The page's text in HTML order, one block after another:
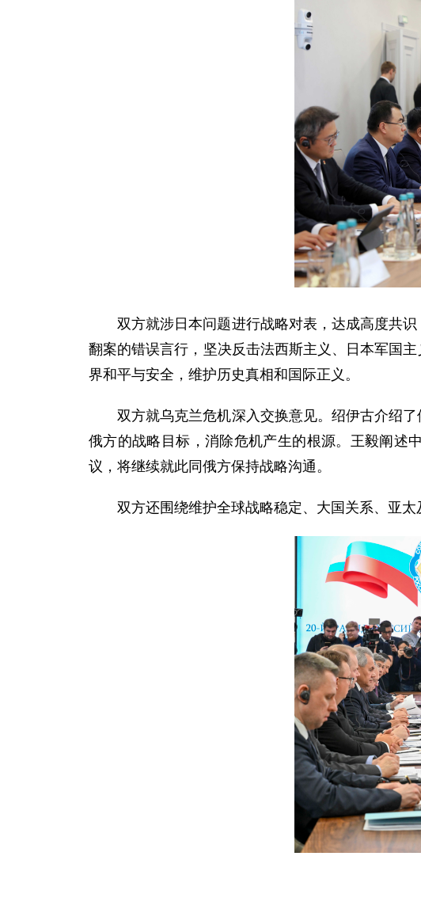
双方就涉日本问题进行战略对表，达成高度共
翻案的错误言行，坚决反击法西斯主义、日本军国
界和平与安全，维护历史真相和国际正义。
双方就乌克兰危机深入交换意见。绍伊古介绍
俄方的战略目标，消除危机产生的根源。王毅阐述
议，将继续就此同俄方保持战略沟通。
双方还围绕维护全球战略稳定、大国关系、亚